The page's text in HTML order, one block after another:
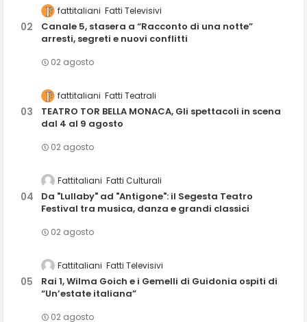
fattitaliani Fatti Televisivi
Canale 5, stasera a “Racconto di una notte”
arresti, segreti e nuovi conflitti
02 agosto
fattitaliani Fatti Teatrali
TEATRO TOR BELLA MONACA, Gli spettacoli in scena
dal 4 al 9 agosto
02 agosto
Fattitaliani Fatti Culturali
Da "Lullaby" ad "Antigone": il Segesta Teatro
Festival tra musica, danza e grandi classici
02 agosto
Fattitaliani Fatti Televisivi
Rai 1, Wilma Goich e i Gemelli di Guidonia ospiti di
“Un’estate italiana”
02 agosto